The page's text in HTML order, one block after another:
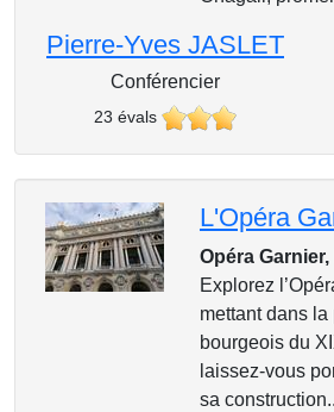
Pierre-Yves JASLET
Conférencier
23 évals
L'Opéra
Opéra
Explorez
mettant dans
bourgeois du
laissez-vous
sa